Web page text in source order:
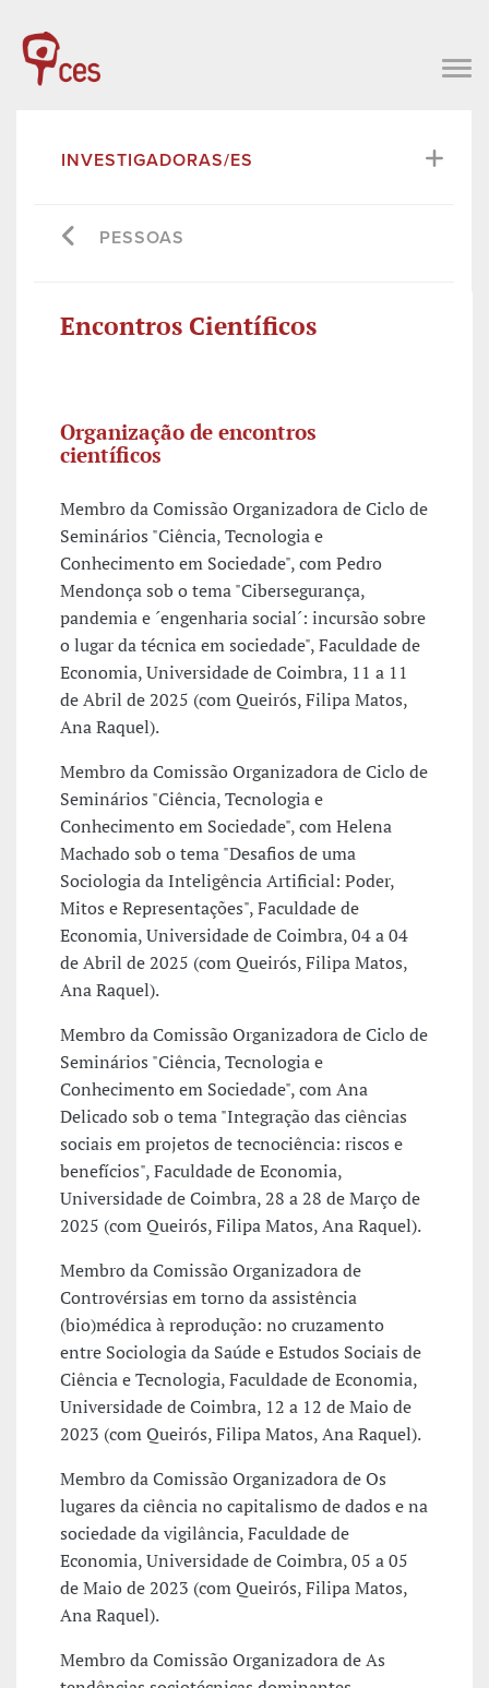
INVESTIGADORAS/ES
PESSOAS
Encontros Científicos
Organização de encontros
científicos
Membro da Comissão Organizadora de Ciclo de
Seminários "Ciência, Tecnologia e
Conhecimento em Sociedade", com Pedro
Mendonça sob o tema "Cibersegurança,
pandemia e ´engenharia social´: incursão sobre
o lugar da técnica em sociedade", Faculdade de
Economia, Universidade de Coimbra, 11 a 11
de Abril de 2025 (com Queirós, Filipa Matos,
Ana Raquel).
Membro da Comissão Organizadora de Ciclo de
Seminários "Ciência, Tecnologia e
Conhecimento em Sociedade", com Helena
Machado sob o tema "Desafios de uma
Sociologia da Inteligência Artificial: Poder,
Mitos e Representações", Faculdade de
Economia, Universidade de Coimbra, 04 a 04
de Abril de 2025 (com Queirós, Filipa Matos,
Ana Raquel).
Membro da Comissão Organizadora de Ciclo de
Seminários "Ciência, Tecnologia e
Conhecimento em Sociedade", com Ana
Delicado sob o tema "Integração das ciências
sociais em projetos de tecnociência: riscos e
benefícios", Faculdade de Economia,
Universidade de Coimbra, 28 a 28 de Março de
2025 (com Queirós, Filipa Matos, Ana Raquel).
Membro da Comissão Organizadora de
Controvérsias em torno da assistência
(bio)médica à reprodução: no cruzamento
entre Sociologia da Saúde e Estudos Sociais de
Ciência e Tecnologia, Faculdade de Economia,
Universidade de Coimbra, 12 a 12 de Maio de
2023 (com Queirós, Filipa Matos, Ana Raquel).
Membro da Comissão Organizadora de Os
lugares da ciência no capitalismo de dados e na
sociedade da vigilância, Faculdade de
Economia, Universidade de Coimbra, 05 a 05
de Maio de 2023 (com Queirós, Filipa Matos,
Ana Raquel).
Membro da Comissão Organizadora de As